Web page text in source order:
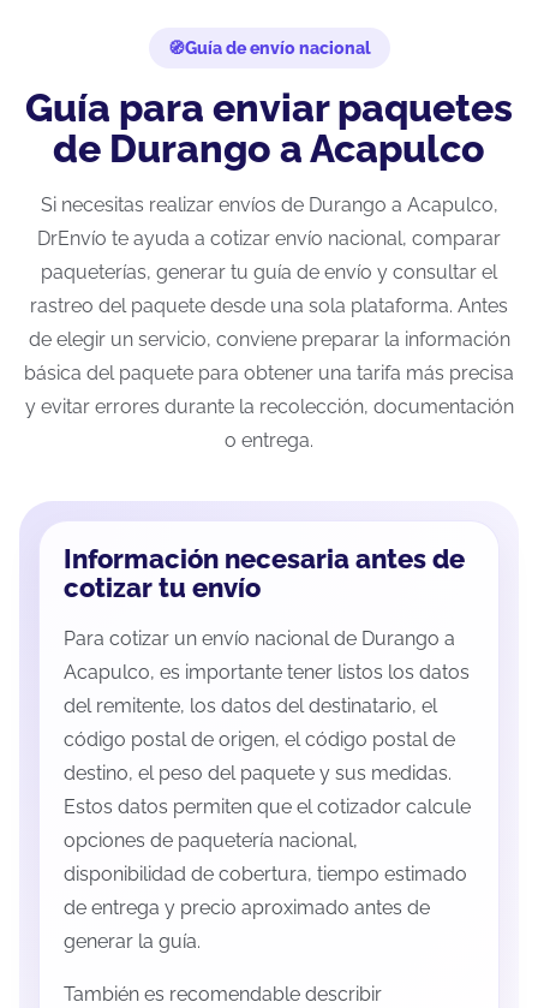
Guía de envío nacional
Guía para enviar paquetes
de Durango a Acapulco
Si necesitas realizar envíos de Durango a Acapulco,
DrEnvío te ayuda a cotizar envío nacional, comparar
paqueterías, generar tu guía de envío y consultar el
rastreo del paquete desde una sola plataforma. Antes
de elegir un servicio, conviene preparar la información
básica del paquete para obtener una tarifa más precisa
y evitar errores durante la recolección, documentación
o entrega.
Información necesaria antes de
cotizar tu envío
Para cotizar un envío nacional de Durango a
Acapulco, es importante tener listos los datos
del remitente, los datos del destinatario, el
código postal de origen, el código postal de
destino, el peso del paquete y sus medidas.
Estos datos permiten que el cotizador calcule
opciones de paquetería nacional,
disponibilidad de cobertura, tiempo estimado
de entrega y precio aproximado antes de
generar la guía.
También es recomendable describir